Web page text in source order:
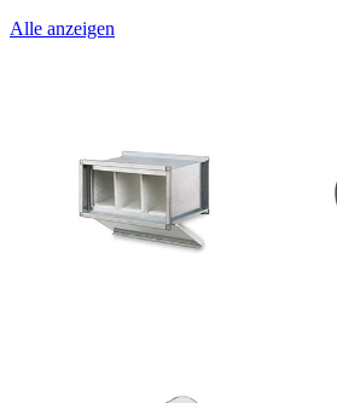
Alle anzeigen